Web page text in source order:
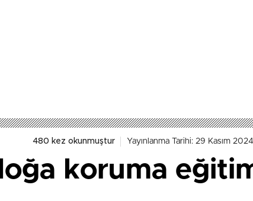
480 kez okunmuştur Yayınlanma Tarihi: 29 Kasım
koruma